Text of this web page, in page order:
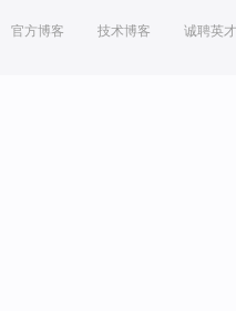
官方博客 技术博客 诚聘英才